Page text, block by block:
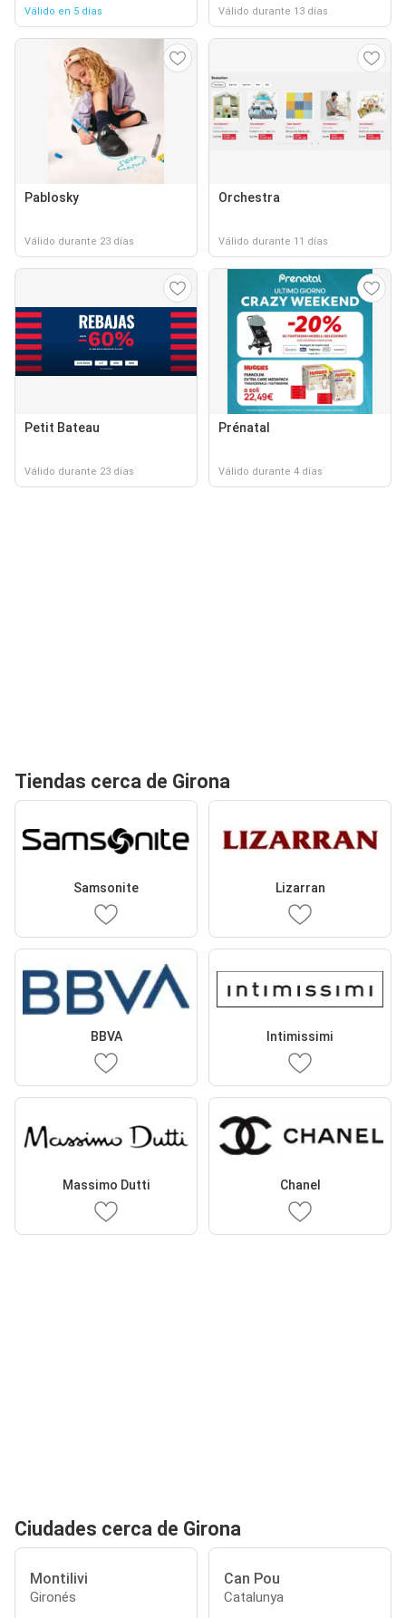
Válido en 5 días Válido durante 13 días
Pablosky
Válido durante 23 días
Orchestra
Válido durante 11 días
Petit Bateau
Válido durante 23 días
Prénatal
Válido durante 4 días
Tiendas cerca de Girona
Samsonite Lizarran
BBVA Intimissimi
Massimo Dutti Chanel
Ciudades cerca de Girona
Montilivi
Gironés
Can Pou
Catalunya